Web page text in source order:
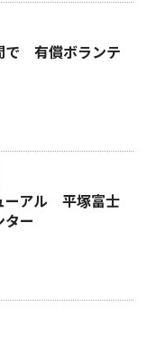
で 有償ボランテ
ーアル 平塚富士
ー